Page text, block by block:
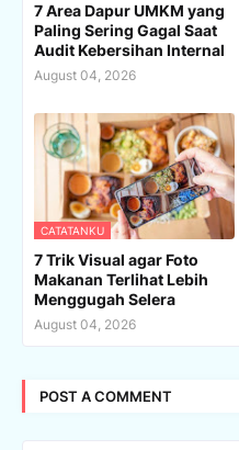
7 Area Dapur UMKM yang
Paling Sering Gagal Saat
Audit Kebersihan Internal
August 04, 2026
CATATANKU
7 Trik Visual agar Foto
Makanan Terlihat Lebih
Menggugah Selera
August 04, 2026
POST A COMMENT